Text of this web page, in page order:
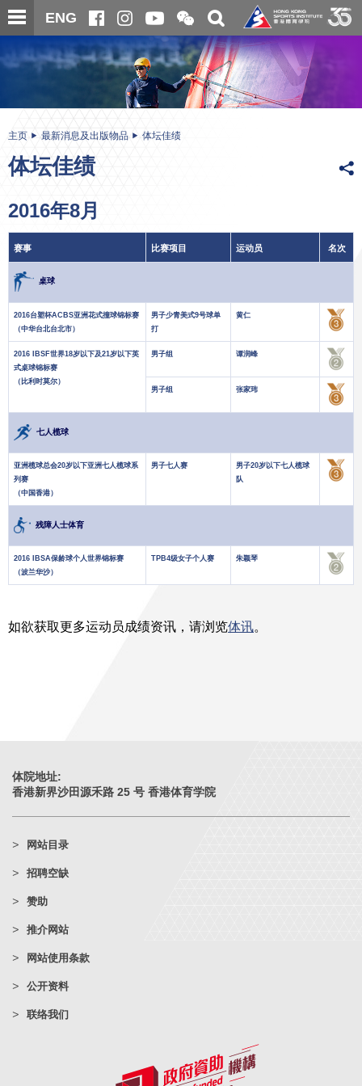
跳
至
内
ENG
开
合
微
信
二
维
码
关
搜
寻
内
主页 最新消息及出版物品 体坛佳绩
体坛佳绩
2016年8月
赛事 比赛项目 运动员 名次
桌球
2016台塑杯ACBS亚洲花式撞球锦标赛
（中华台北台北市）
男子少青美式9号球单
打
黄仁
2016 IBSF世界18岁以下及21岁以下英
式桌球锦标赛
（比利时莫尔）
男子组 谭润峰
男子组 张家玮
七人榄球
亚洲榄球总会20岁以下亚洲七人榄球系
列赛
（中国香港）
男子七人赛
男子20岁以下七人榄球
队
残障人士体育
2016 IBSA保龄球个人世界锦标赛
（波兰华沙）
TPB4级女子个人赛 朱颖琴
如欲获取更多运动员成绩资讯，请浏览体讯。
体院地址:
香港新界沙田源禾路 25 号 香港体育学院
网站目录
招聘空缺
赞助
推介网站
网站使用条款
公开资料
联络我们